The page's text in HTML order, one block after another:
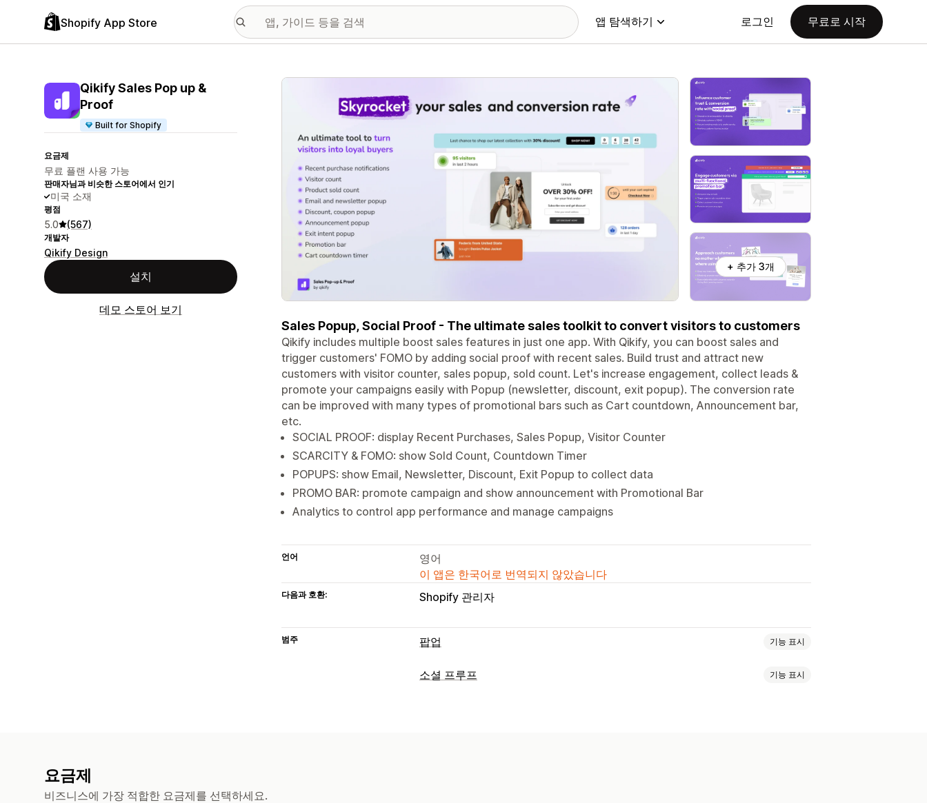
Shopify App Store 앱 탐색하기 로그인 무료로 시작
Qikify Sales Pop up &
Proof
Built for Shopify
요금제
무료 플랜 사용 가능
판매자님과 비슷한 스토어에서 인기
미국 소재
평점
5.0 (567)
개발자
Qikify Design
설치
데모 스토어 보기
추천 이미지 갤러리
+ 추가 3개
Sales Popup, Social Proof - The ultimate sales toolkit to convert visitors to customers
Qikify includes multiple boost sales features in just one app. With Qikify, you can boost sales and
trigger customers' FOMO by adding social proof with recent sales. Build trust and attract new
customers with visitor counter, sales popup, sold count. Let's increase engagement, collect leads &
promote your campaigns easily with Popup (newsletter, discount, exit popup). The conversion rate
can be improved with many types of promotional bars such as Cart countdown, Announcement bar,
etc.
SOCIAL PROOF: display Recent Purchases, Sales Popup, Visitor Counter
SCARCITY & FOMO: show Sold Count, Countdown Timer
POPUPS: show Email, Newsletter, Discount, Exit Popup to collect data
PROMO BAR: promote campaign and show announcement with Promotional Bar
Analytics to control app performance and manage campaigns
언어
영어
이 앱은 한국어로 번역되지 않았습니다
다음과 호환: Shopify 관리자
범주 팝업 기능 표시
팝업 유형
소셜 프루프 기능 표시
요금제
비즈니스에 가장 적합한 요금제를 선택하세요.